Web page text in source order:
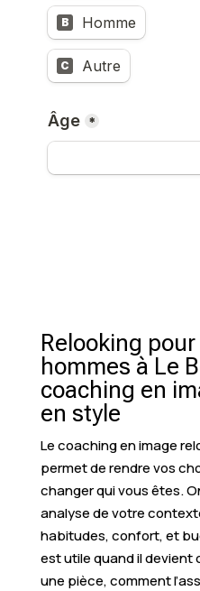
Relooking
hommes à Le
coaching en
en style
Le coaching en image
permet de rendre vos
changer qui vous êtes.
analyse de votre
habitudes, confort, et
est utile quand il
une pièce, comment